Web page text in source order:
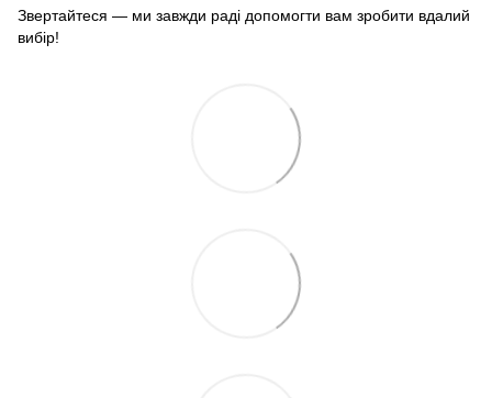
Звертайтеся — ми завжди раді допомогти вам зробити вдалий
вибір!